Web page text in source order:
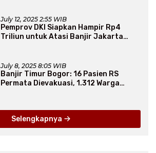
July 12, 2025 2:55 WIB
Pemprov DKI Siapkan Hampir Rp4
Triliun untuk Atasi Banjir Jakarta
July 8, 2025 8:05 WIB
Banjir Timur Bogor: 16 Pasien RS
Permata Dievakuasi, 1.312 Warga
Selengkapnya